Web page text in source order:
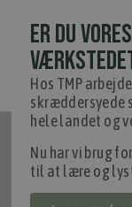
Vær blandt de
ER DU
Hos TMP
skræddersyede
hele landet og
Nu har vi brug
til at lære og